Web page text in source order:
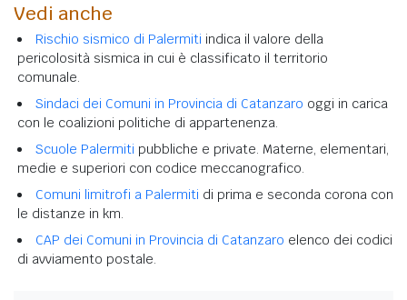
Vedi anche
Rischio sismico di Palermiti indica il valore della
pericolosità sismica in cui è classificato il territorio
comunale.
Sindaci dei Comuni in Provincia di Catanzaro oggi in carica
con le coalizioni politiche di appartenenza.
Scuole Palermiti pubbliche e private. Materne, elementari,
medie e superiori con codice meccanografico.
Comuni limitrofi a Palermiti di prima e seconda corona con
le distanze in km.
CAP dei Comuni in Provincia di Catanzaro elenco dei codici
di avviamento postale.